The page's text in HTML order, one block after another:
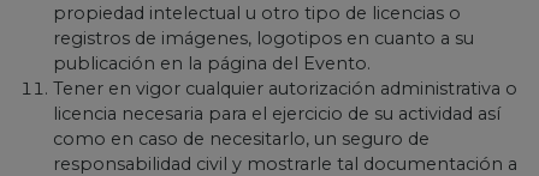
propiedad intelectual u otro tipo de licencias o
registros de imágenes, logotipos en cuanto a su
publicación en la página del Evento.
Tener en vigor cualquier autorización administrativa o
licencia necesaria para el ejercicio de su actividad así
como en caso de necesitarlo, un seguro de
responsabilidad civil y mostrarle tal documentación a